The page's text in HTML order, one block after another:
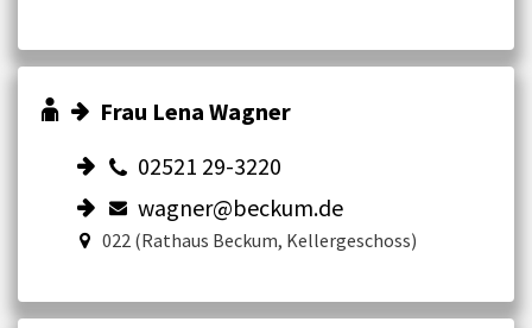
Frau Lena Wagner
02521 29-3220
wagner@beckum.de
022 (Rathaus Beckum, Kellergeschoss)